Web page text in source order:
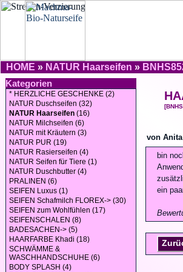
HOME » NATUR Haarseifen »
Kategorien
* HERZLICHE GESCHENKE (2)
NATUR Duschseifen (32)
NATUR Haarseifen (16)
NATUR Milchseifen (6)
NATUR mit Kräutern (3)
NATUR PUR (19)
NATUR Rasierseifen (4)
NATUR Seifen für Tiere (1)
NATUR Duschbutter (4)
PRALINEN (6)
SEIFEN Luxus (1)
SEIFEN Schafmilch FLOREX-> (30)
SEIFEN zum Wohlfühlen (17)
SEIFENSCHALEN (8)
BADESACHEN-> (5)
HAARFARBE Khadi (18)
SCHWÄMME &
WASCHHANDSCHUHE (6)
BODY SPLASH (4)
von Anita
bin
ein